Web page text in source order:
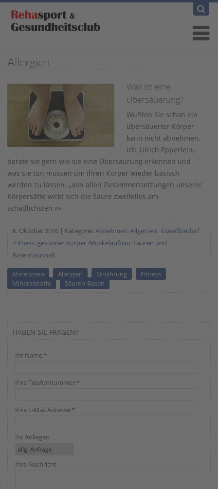
Allergien
Was ist eine
Übersäuerung?
Wußten Sie schon ein
übersäuerter Körper
kann nicht abnehmen.
Ich ,Ulrich Epperlein,
berate sie gern wie sie eine Übersäurung erkennen und
was sie tun müssen um ihren Körper wieder basisch
werden zu lassen. „Von allen Zusammensetzungen unserer
Körpersäfte wirkt sich die Säure zweifellos am
schädlichsten »»
6. Oktober 2016 | Kategorie: Abnehmen ·Allgemein ·Eiweißbedarf
·Fitness ·gesunder Körper ·Muskelaufbau ·Säuren und
Basenhaushalt
Abnehmen Allergien Ernährung
Fitness
Mineralstoffe
Säuren-Basen
HABEN SIE FRAGEN?
Ihr Name:*
Ihre Telefonnummer:*
Ihre E-Mail Adresse:*
Ihr Anliegen
Ihre Nachricht